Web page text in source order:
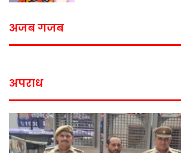
अजब गजब
अपराध